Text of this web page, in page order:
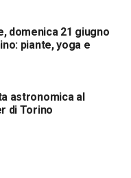
domenica 21 giugno
piante, yoga e
astronomica al
di Torino